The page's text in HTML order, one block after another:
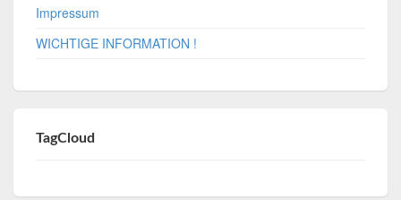
Impressum
WICHTIGE INFORMATION !
TagCloud